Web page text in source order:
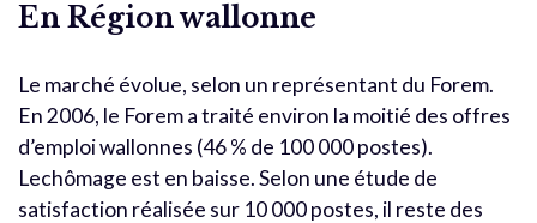
En Région wallonne
Le marché évolue, selon un représentant du Forem.
En 2006, le Forem a traité environ la moitié des offres
d’emploi wallonnes (46 % de 100 000 postes).
Lechômage est en baisse. Selon une étude de
satisfaction réalisée sur 10 000 postes, il reste des